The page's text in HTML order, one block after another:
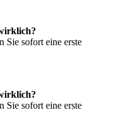
Sie sofort eine erste
Sie sofort eine erste